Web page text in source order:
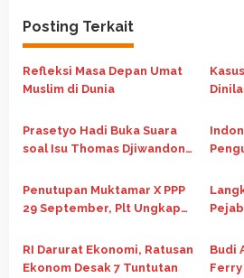
a
s
i
p
o
s
Posting Terkait
Refleksi Masa Depan Umat
Muslim di Dunia
Surat
Prasetyo Hadi Buka Suara
soal Isu Thomas Djiwandono
Gubernur BI
di
Penutupan Muktamar X PPP
29 September, Plt Ungkap
RI Darurat Ekonomi, Ratusan
Ekonom Desak 7 Tuntutan
Budi